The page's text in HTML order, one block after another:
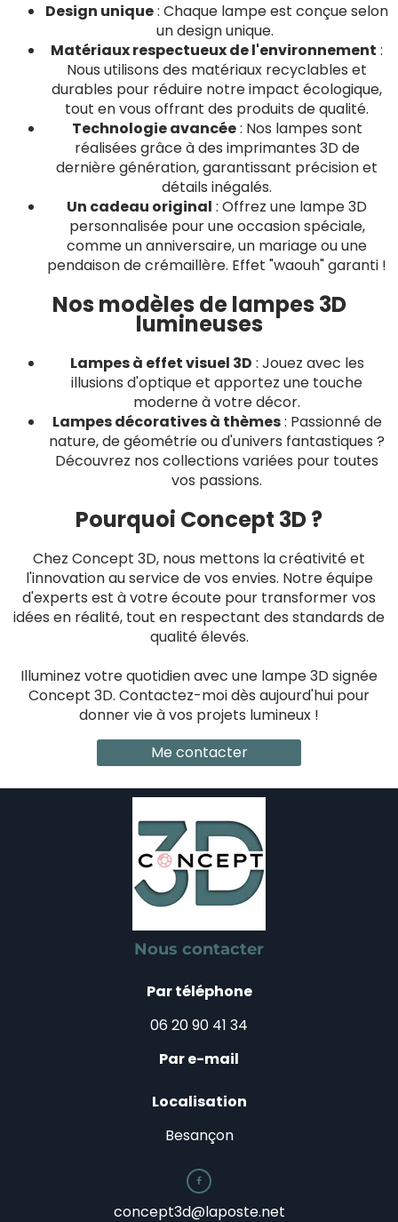
Design unique: Chaque lampe est conçue selon
un design unique.
Matériaux respectueux de l'environnement :
Nous utilisons des matériaux recyclables et
durables pour réduire notre impact écologique,
tout en vous offrant des produits de qualité.
Technologie avancée: Nos lampes sont
réalisées grâce à des imprimantes 3D de
dernière génération, garantissant précision et
détails inégalés.
Un cadeau original : Offrez une lampe 3D
personnalisée pour une occasion spéciale,
comme un anniversaire, un mariage ou une
pendaison de crémaillère. Effet "waouh" garanti !
Nos modèles de lampes 3D
lumineuses
Lampes à effet visuel 3D : Jouez avec les
illusions d'optique et apportez une touche
moderne à votre décor.
Lampes décoratives à thèmes: Passionné de
nature, de géométrie ou d'univers fantastiques ?
Découvrez nos collections variées pour toutes
vos passions.
Pourquoi Concept 3D ?
Chez Concept 3D, nous mettons la créativité et
l'innovation au service de vos envies. Notre équipe
d'experts est à votre écoute pour transformer vos
idées en réalité, tout en respectant des standards de
qualité élevés.
Illuminez votre quotidien avec une lampe 3D signée
Concept 3D. Contactez-moi dès aujourd'hui pour
donner vie à vos projets lumineux !
Me contacter
Nous contacter
Par téléphone
06 20 90 41 34
Par e-mail
Localisation
Besançon

concept3d@laposte.net